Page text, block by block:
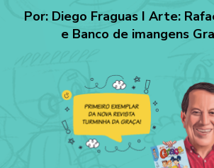
Por: Diego Fraguas I Arte:
e Banco de imangens